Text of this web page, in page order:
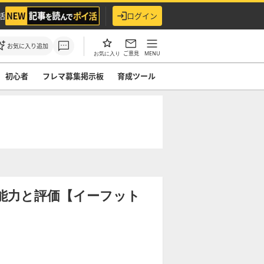
ログイン
お気に入り追加
お気に入り ご意見 MENU
初心者 フレマ募集掲示板 育成ツール
力と評価【イーフット